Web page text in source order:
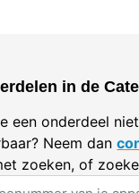
in de
een onderdeel
Neem dan
zoeken, of